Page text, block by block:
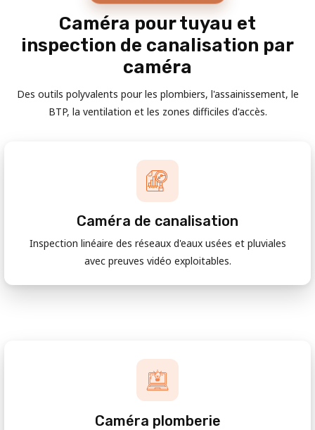
Caméra pour tuyau et
inspection de canalisation par
caméra
Des outils polyvalents pour les plombiers, l'assainissement, le
BTP, la ventilation et les zones difficiles d'accès.
Caméra de canalisation
Inspection linéaire des réseaux d'eaux usées et pluviales
avec preuves vidéo exploitables.
Caméra plomberie